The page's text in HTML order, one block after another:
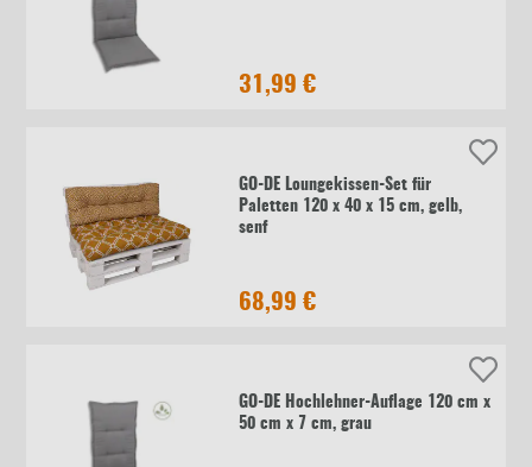
31,99 €
GO-DE Loungekissen-Set für
Paletten 120 x 40 x 15 cm, gelb,
senf
68,99 €
GO-DE Hochlehner-Auflage 120 cm x
50 cm x 7 cm, grau